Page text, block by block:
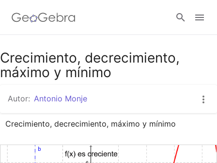
Google Classroom
Abrir sesión
Crecimiento, decrecimiento,
máximo y mínimo
Autor: Antonio Monje
Crecimiento, decrecimiento, máximo y mínimo